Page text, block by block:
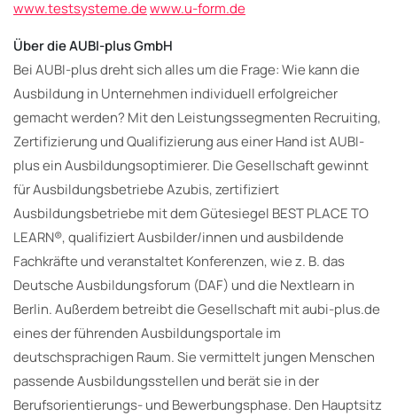
www.testsysteme.dewww.u-form.de
Über die AUBI-plus GmbH
Bei AUBI-plus dreht sich alles um die Frage: Wie kann die
Ausbildung in Unternehmen individuell erfolgreicher
gemacht werden? Mit den Leistungssegmenten Recruiting,
Zertifizierung und Qualifizierung aus einer Hand ist AUBI-
plus ein Ausbildungsoptimierer. Die Gesellschaft gewinnt
für Ausbildungsbetriebe Azubis, zertifiziert
Ausbildungsbetriebe mit dem Gütesiegel BEST PLACE TO
LEARN®, qualifiziert Ausbilder/innen und ausbildende
Fachkräfte und veranstaltet Konferenzen, wie z. B. das
Deutsche Ausbildungsforum (DAF) und die Nextlearn in
Berlin. Außerdem betreibt die Gesellschaft mit aubi-plus.de
eines der führenden Ausbildungsportale im
deutschsprachigen Raum. Sie vermittelt jungen Menschen
passende Ausbildungsstellen und berät sie in der
Berufsorientierungs- und Bewerbungsphase. Den Hauptsitz